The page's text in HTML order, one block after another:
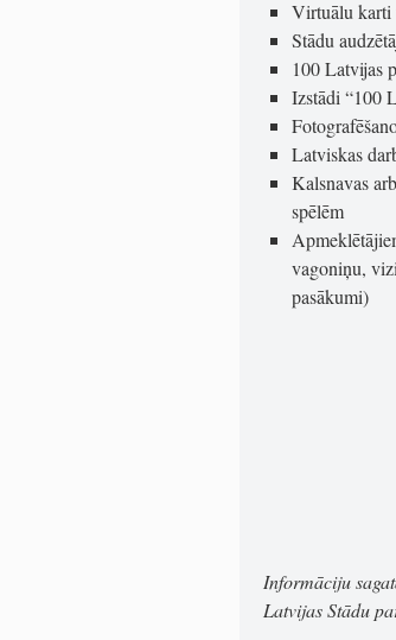
Virtuālu karti
Stādu
100 Latvijas
Izstādi “100
Latviskas
Kalsnavas
spēlēm
vagoniņu,
pasākumi)
Informāciju
Latvijas Stādu